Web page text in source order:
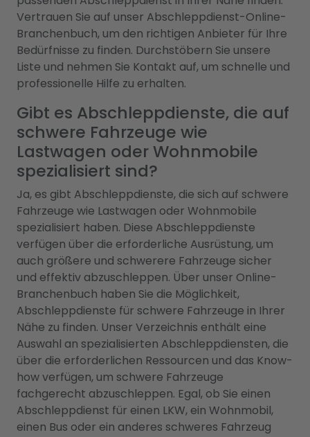
Vertrauen Sie auf unser Abschleppdienst-Online-
Branchenbuch, um den richtigen Anbieter für Ihre
Bedürfnisse zu finden. Durchstöbern Sie unsere
Liste und nehmen Sie Kontakt auf, um schnelle und
professionelle Hilfe zu erhalten.
Gibt es Abschleppdienste, die auf
schwere Fahrzeuge wie
Lastwagen oder Wohnmobile
spezialisiert sind?
Ja, es gibt Abschleppdienste, die sich auf schwere
Fahrzeuge wie Lastwagen oder Wohnmobile
spezialisiert haben. Diese Abschleppdienste
verfügen über die erforderliche Ausrüstung, um
auch größere und schwerere Fahrzeuge sicher
und effektiv abzuschleppen. Über unser Online-
Branchenbuch haben Sie die Möglichkeit,
Abschleppdienste für schwere Fahrzeuge in Ihrer
Nähe zu finden. Unser Verzeichnis enthält eine
Auswahl an spezialisierten Abschleppdiensten, die
über die erforderlichen Ressourcen und das Know-
how verfügen, um schwere Fahrzeuge
fachgerecht abzuschleppen. Egal, ob Sie einen
Abschleppdienst für einen LKW, ein Wohnmobil,
einen Bus oder ein anderes schweres Fahrzeug